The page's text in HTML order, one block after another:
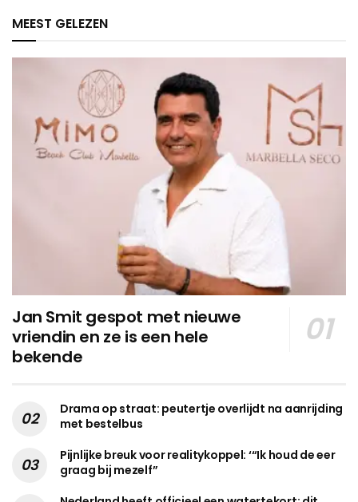
MEEST GELEZEN
Jan Smit gespot met nieuwe
vriendin en ze is een hele
bekende
Drama op straat: peutertje overlijdt na aanrijding
met bestelbus
Pijnlijke breuk voor realitykoppel: ‘“Ik houd de eer
graag bij mezelf”